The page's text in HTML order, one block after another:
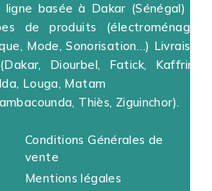
basée à Dakar (Sénégal) et
de produits (électroménager,
Mode, Sonorisation…) Livraison
Diourbel, Fatick, Kaffrine,
Louga, Matam
Thiès, Ziguinchor).
Conditions Générales de
vente
Mentions légales